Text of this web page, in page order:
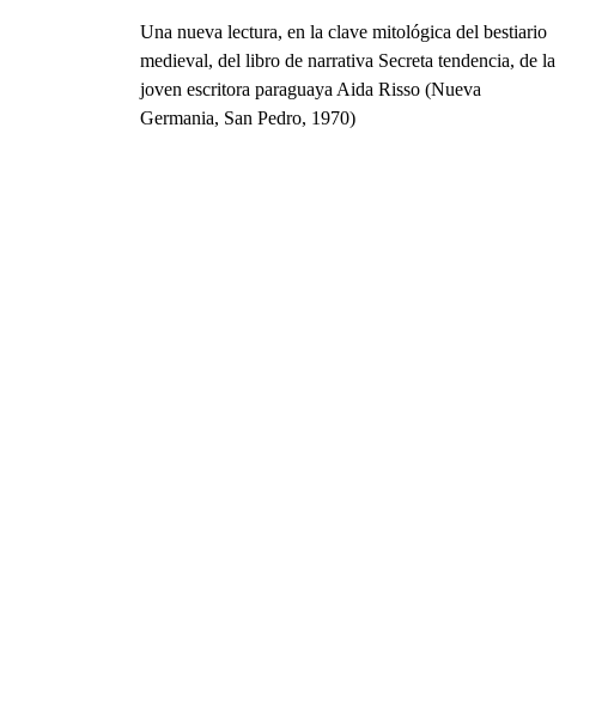
Una nueva lectura, en la clave mitológica del bestiario
medieval, del libro de narrativa Secreta tendencia, de la
joven escritora paraguaya Aida Risso (Nueva
Germania, San Pedro, 1970)